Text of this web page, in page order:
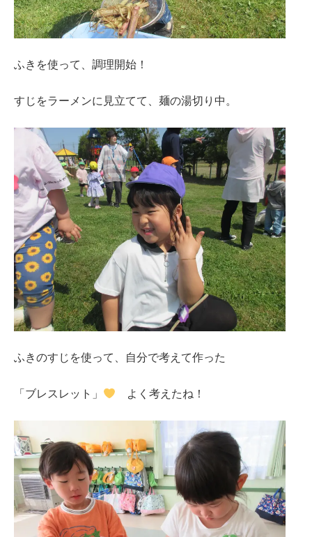
ふきを使って、調理開始！
すじをラーメンに見立てて、麺の湯切り中。
ふきのすじを使って、自分で考えて作った
「ブレスレット」 よく考えたね！